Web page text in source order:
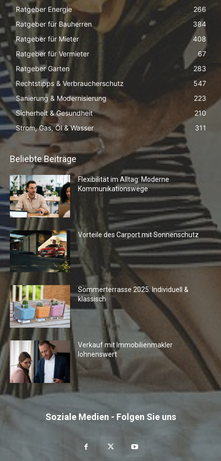
Ratgeber Energie
266
Ratgeber für Bauherren
384
Ratgeber für Mieter
408
Ratgeber für Vermieter
67
Ratgeber Garten
283
Rechtstipps & Verbraucherschutz
547
Sanierung & Modernisierung
223
Sicherheit & Gesundheit
210
Strom, Gas, Öl & Wasser
311
Beliebte Beiträge
Flexibilität im Alltag: Moderne
Kommunikationswege
Vorteile des Carport mit Sonnenschutz
Sommerterrasse 2025: Individuell &
klassisch
Verkauf mit Immobilienmakler
lohnenswert
Soziale Medien - Folgen Sie uns